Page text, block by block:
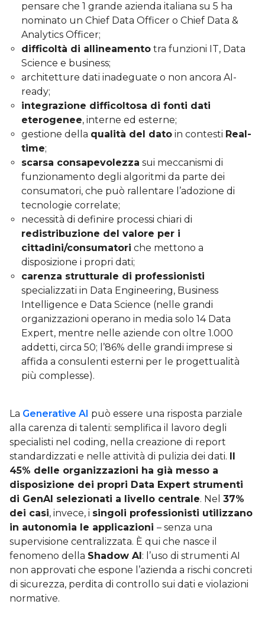
pensare che 1 grande azienda italiana su 5 ha
nominato un Chief Data Officer o Chief Data &
Analytics Officer;
difficoltà di allineamento tra funzioni IT, Data
Science e business;
architetture dati inadeguate o non ancora AI-
ready;
integrazione difficoltosa di fonti dati
eterogenee, interne ed esterne;
gestione della qualità del dato in contesti Real-
time;
scarsa consapevolezza sui meccanismi di
funzionamento degli algoritmi da parte dei
consumatori, che può rallentare l’adozione di
tecnologie correlate;
necessità di definire processi chiari di
redistribuzione del valore per i
cittadini/consumatori che mettono a
disposizione i propri dati;
carenza strutturale di professionisti
specializzati in Data Engineering, Business
Intelligence e Data Science (nelle grandi
organizzazioni operano in media solo 14 Data
Expert, mentre nelle aziende con oltre 1.000
addetti, circa 50; l’86% delle grandi imprese si
affida a consulenti esterni per le progettualità
più complesse).
La Generative AI può essere una risposta parziale
alla carenza di talenti: semplifica il lavoro degli
specialisti nel coding, nella creazione di report
standardizzati e nelle attività di pulizia dei dati. Il
45% delle organizzazioni ha già messo a
disposizione dei propri Data Expert strumenti
di GenAI selezionati a livello centrale. Nel 37%
dei casi, invece, i singoli professionisti utilizzano
in autonomia le applicazioni – senza una
supervisione centralizzata. È qui che nasce il
fenomeno della Shadow AI: l’uso di strumenti AI
non approvati che espone l’azienda a rischi concreti
di sicurezza, perdita di controllo sui dati e violazioni
normative.